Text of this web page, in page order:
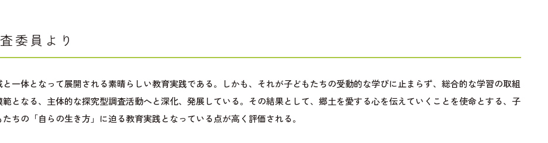
委員より
と一体となって展開される素晴らしい教育実践である。しかも、それが子どもたちの受動的な学びに止まらず、総合的な学習の取組
範となる、主体的な探究型調査活動へと深化、発展している。その結果として、郷土を愛する心を伝えていくことを使命とする、子
たちの「自らの生き方」に迫る教育実践となっている点が高く評価される。